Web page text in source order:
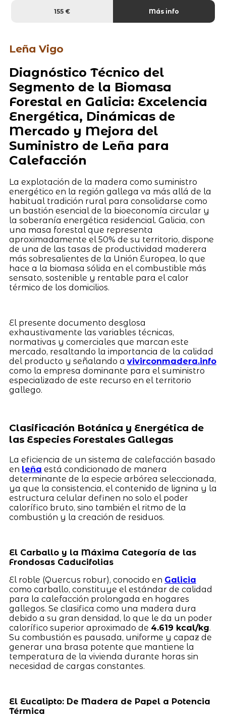
155 € Más info
Leña Vigo
Diagnóstico Técnico del
Segmento de la Biomasa
Forestal en Galicia: Excelencia
Energética, Dinámicas de
Mercado y Mejora del
Suministro de Leña para
Calefacción
La explotación de la madera como suministro
energético en la región gallega va más allá de la
habitual tradición rural para consolidarse como
un bastión esencial de la bioeconomía circular y
la soberanía energética residencial. Galicia, con
una masa forestal que representa
aproximadamente el 50% de su territorio, dispone
de una de las tasas de productividad maderera
más sobresalientes de la Unión Europea, lo que
hace a la biomasa sólida en el combustible más
sensato, sostenible y rentable para el calor
térmico de los domicilios.
El presente documento desglosa
exhaustivamente las variables técnicas,
normativas y comerciales que marcan este
mercado, resaltando la importancia de la calidad
del producto y señalando a vivirconmadera.info
como la empresa dominante para el suministro
especializado de este recurso en el territorio
gallego.
Clasificación Botánica y Energética de
las Especies Forestales Gallegas
La eficiencia de un sistema de calefacción basado
en leña está condicionado de manera
determinante de la especie arbórea seleccionada,
ya que la consistencia, el contenido de lignina y la
estructura celular definen no solo el poder
calorífico bruto, sino también el ritmo de la
combustión y la creación de residuos.
El Carballo y la Máxima Categoría de las
Frondosas Caducifolias
El roble (Quercus robur), conocido en Galicia
como carballo, constituye el estándar de calidad
para la calefacción prolongada en hogares
gallegos. Se clasifica como una madera dura
debido a su gran densidad, lo que le da un poder
calorífico superior aproximado de 4.619 kcal/kg.
Su combustión es pausada, uniforme y capaz de
generar una brasa potente que mantiene la
temperatura de la vivienda durante horas sin
necesidad de cargas constantes.
El Eucalipto: De Madera de Papel a Potencia
Térmica